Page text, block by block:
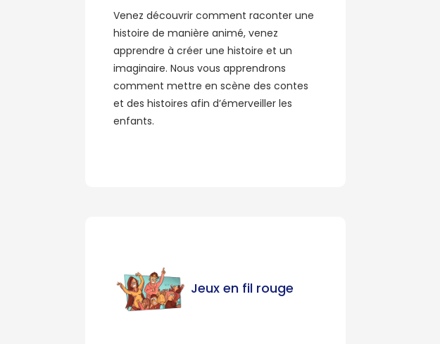
Venez découvrir comment raconter une
histoire de manière animé, venez
apprendre à créer une histoire et un
imaginaire. Nous vous apprendrons
comment mettre en scène des contes
et des histoires afin d’émerveiller les
enfants.
Jeux en fil rouge